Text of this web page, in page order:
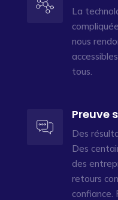
La
nous
tous.
Preuve
Des
Des
des
retours
confiance.